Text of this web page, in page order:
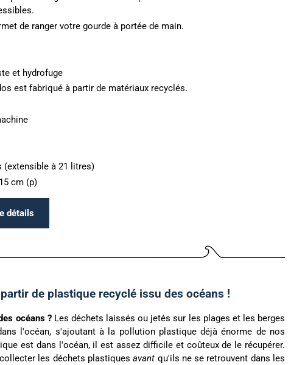
de ranger votre gourde à portée de main.
et hydrofuge
est fabriqué à partir de matériaux recyclés.
(extensible à 21 litres)
cm (p)
détails
de plastique recyclé issu des océans !
océans ?Les déchets laissés ou jetés sur les plages et les berges
l'océan, s'ajoutant à la pollution plastique déjà énorme de nos
est dans l'océan, il est assez difficile et coûteux de le récupérer.
les déchets plastiquesavant qu'ils ne se retrouvent dans les